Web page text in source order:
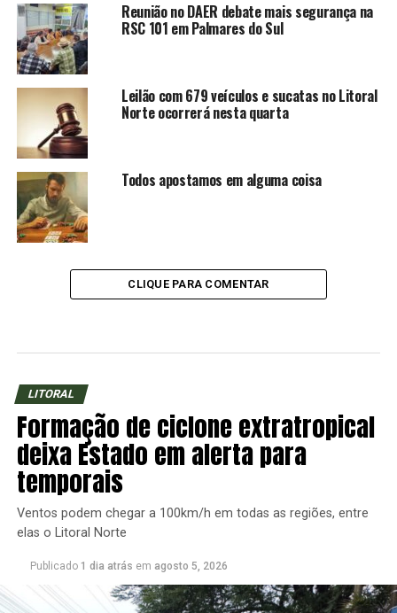
Reunião no DAER debate mais segurança na
RSC 101 em Palmares do Sul
Leilão com 679 veículos e sucatas no Litoral
Norte ocorrerá nesta quarta
Todos apostamos em alguma coisa
CLIQUE PARA COMENTAR
LITORAL
Formação de ciclone extratropical
deixa Estado em alerta para
temporais
Ventos podem chegar a 100km/h em todas as regiões, entre
elas o Litoral Norte
Publicado 1 dia atrás em agosto 5, 2026